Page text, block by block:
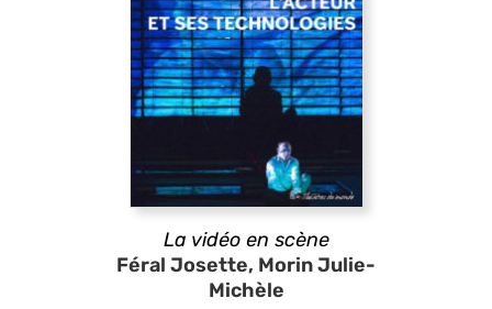
La vidéo en scène
Féral Josette, Morin Julie-
Michèle